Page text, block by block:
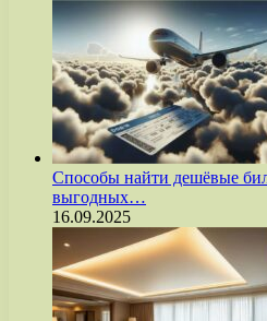
Способы найти дешёвые
выгодных…
16.09.2025